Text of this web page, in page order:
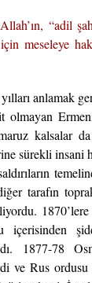
“adil
meseleye
anlamak
olmayan
kalsalar
sürekli insani
tarafın
1877-78
ve Rus ordusu